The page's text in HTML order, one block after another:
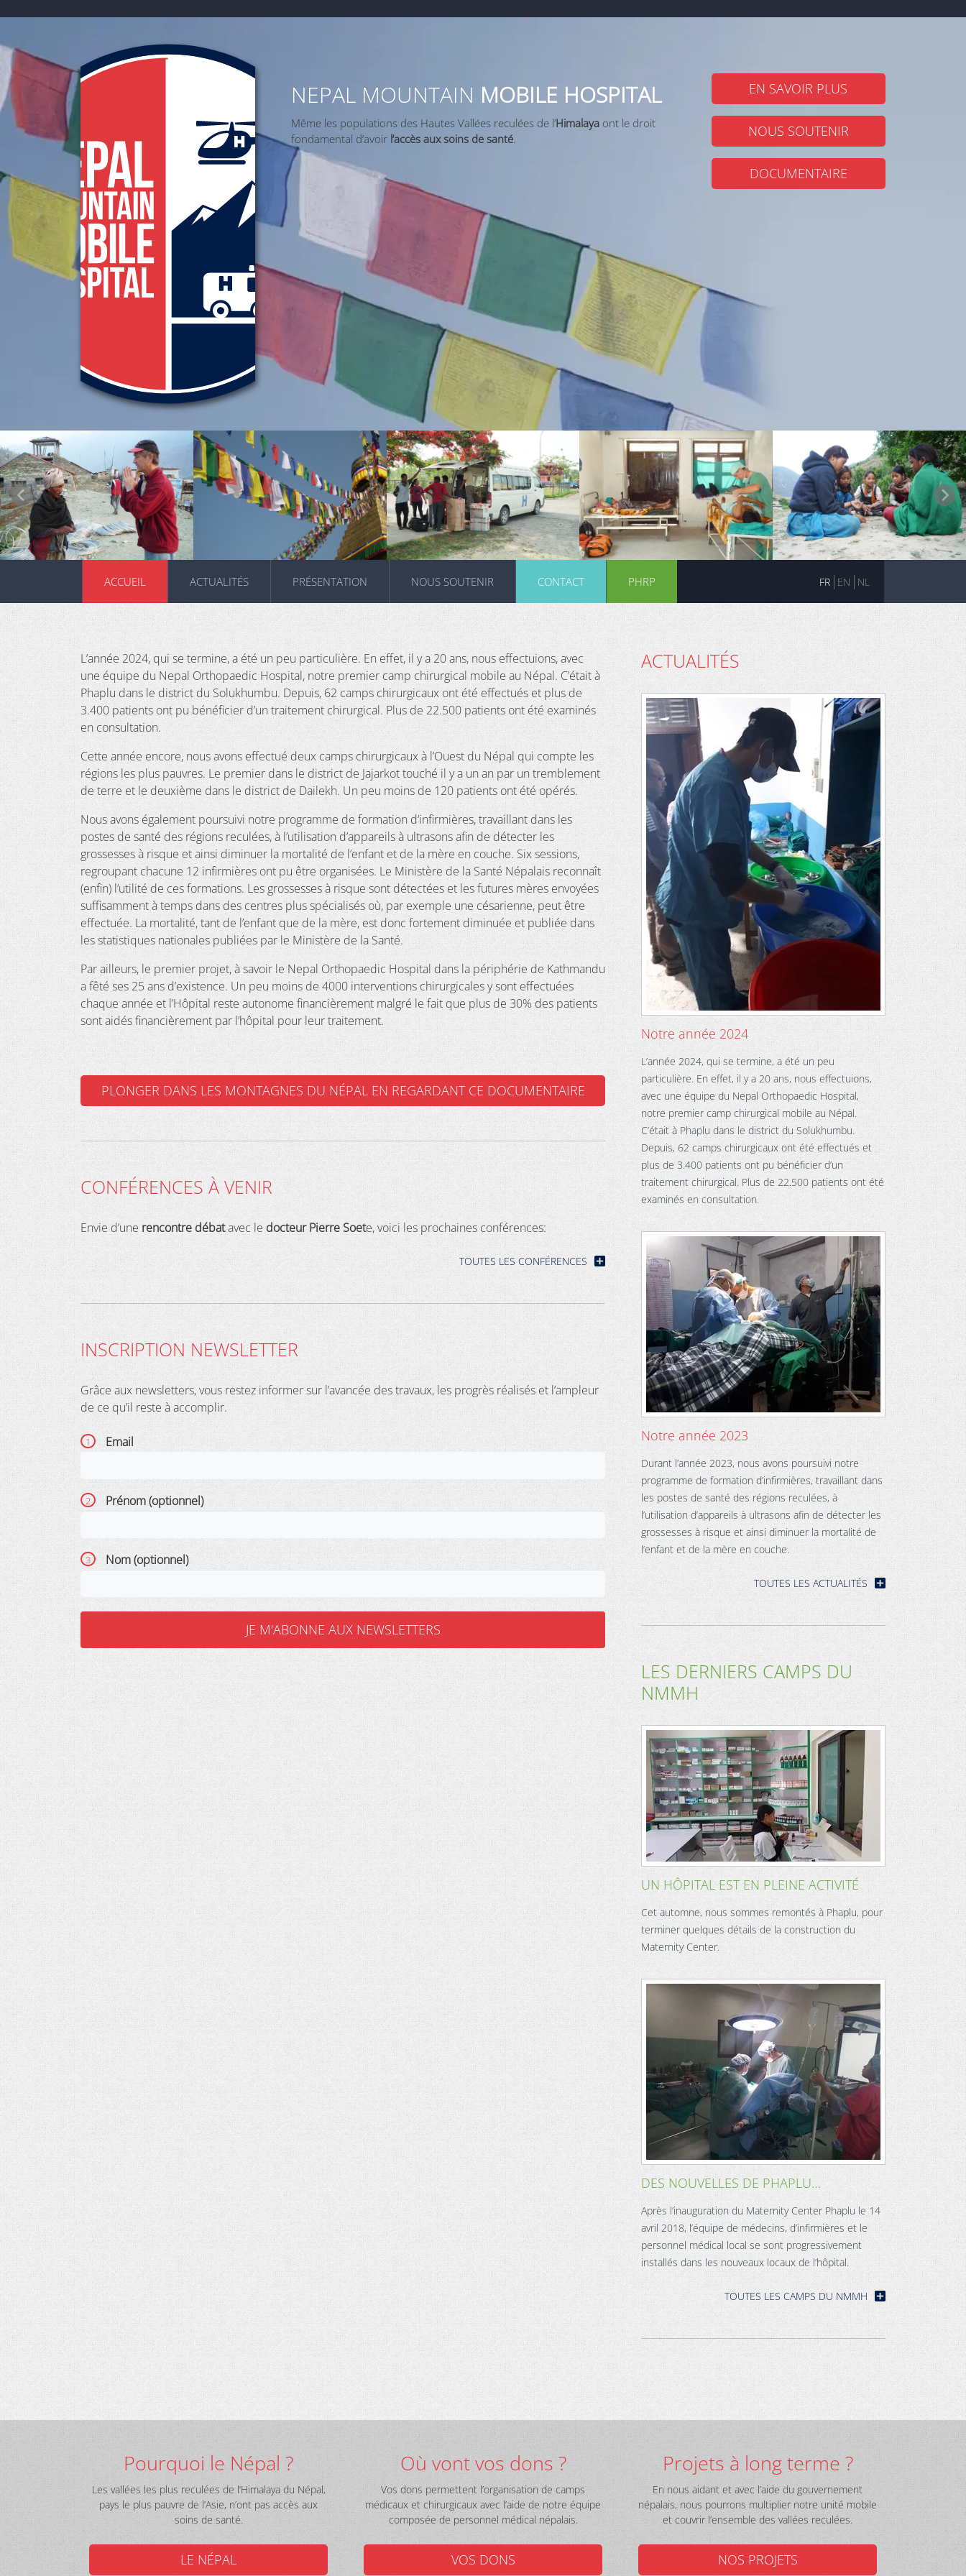
NEPAL MOUNTAIN MOBILE HOSPITAL
Même les populations des Hautes Vallées reculées de l’Himalayaont le droit
fondamental d’avoir l’accès aux soins de santé.
EN SAVOIR PLUS
NOUS SOUTENIR
DOCUMENTAIRE
ACCUEIL ACTUALITÉS PRÉSENTATION NOUS SOUTENIR CONTACT PHRP FR EN NL
L’année 2024, qui se termine, a été un peu particulière. En effet, il y a 20 ans, nous effectuions, avec
une équipe du Nepal Orthopaedic Hospital, notre premier camp chirurgical mobile au Népal. C’était à
Phaplu dans le district du Solukhumbu. Depuis, 62 camps chirurgicaux ont été effectués et plus de
3.400 patients ont pu bénéficier d’un traitement chirurgical. Plus de 22.500 patients ont été examinés
en consultation.
Cette année encore, nous avons effectué deux camps chirurgicaux à l’Ouest du Népal qui compte les
régions les plus pauvres. Le premier dans le district de Jajarkot touché il y a un an par un tremblement
de terre et le deuxième dans le district de Dailekh. Un peu moins de 120 patients ont été opérés.
Nous avons également poursuivi notre programme de formation d’infirmières, travaillant dans les
postes de santé des régions reculées, à l’utilisation d’appareils à ultrasons afin de détecter les
grossesses à risque et ainsi diminuer la mortalité de l’enfant et de la mère en couche. Six sessions,
regroupant chacune 12 infirmières ont pu être organisées. Le Ministère de la Santé Népalais reconnaît
(enfin) l’utilité de ces formations. Les grossesses à risque sont détectées et les futures mères envoyées
suffisamment à temps dans des centres plus spécialisés où, par exemple une césarienne, peut être
effectuée. La mortalité, tant de l’enfant que de la mère, est donc fortement diminuée et publiée dans
les statistiques nationales publiées par le Ministère de la Santé.
Par ailleurs, le premier projet, à savoir le Nepal Orthopaedic Hospital dans la périphérie de Kathmandu
a fêté ses 25 ans d’existence. Un peu moins de 4000 interventions chirurgicales y sont effectuées
chaque année et l’Hôpital reste autonome financièrement malgré le fait que plus de 30% des patients
sont aidés financièrement par l’hôpital pour leur traitement.
PLONGER DANS LES MONTAGNES DU NÉPAL EN REGARDANT CE DOCUMENTAIRE
CONFÉRENCES À VENIR
Envie d’une rencontre débatavec le docteur Pierre Soete, voici les prochaines conférences:
TOUTES LES CONFÉRENCES
INSCRIPTION NEWSLETTER
Grâce aux newsletters, vous restez informer sur l’avancée des travaux, les progrès réalisés et l’ampleur
de ce qu’il reste à accomplir.
Email
Prénom (optionnel)
Nom (optionnel)
JE M'ABONNE AUX NEWSLETTERS
ACTUALITÉS
Notre année 2024
L’année 2024, qui se termine, a été un peu
particulière. En effet, il y a 20 ans, nous effectuions,
avec une équipe du Nepal Orthopaedic Hospital,
notre premier camp chirurgical mobile au Népal.
C’était à Phaplu dans le district du Solukhumbu.
Depuis, 62 camps chirurgicaux ont été effectués et
plus de 3.400 patients ont pu bénéficier d’un
traitement chirurgical. Plus de 22.500 patients ont été
examinés en consultation.
Notre année 2023
Durant l’année 2023, nous avons poursuivi notre
programme de formation d’infirmières, travaillant dans
les postes de santé des régions reculées, à
l’utilisation d’appareils à ultrasons afin de détecter les
grossesses à risque et ainsi diminuer la mortalité de
l’enfant et de la mère en couche.
TOUTES LES ACTUALITÉS
LES DERNIERS CAMPS DU
NMMH
UN HÔPITAL EST EN PLEINE ACTIVITÉ
Cet automne, nous sommes remontés à Phaplu, pour
terminer quelques détails de la construction du
Maternity Center.
DES NOUVELLES DE PHAPLU…
Après l’inauguration du Maternity Center Phaplu le 14
avril 2018, l’équipe de médecins, d’infirmières et le
personnel médical local se sont progressivement
installés dans les nouveaux locaux de l’hôpital.
TOUTES LES CAMPS DU NMMH
Pourquoi le Népal ?
Les vallées les plus reculées de l’Himalaya du Népal,
pays le plus pauvre de l’Asie, n’ont pas accès aux
soins de santé.
LE NÉPAL
Où vont vos dons ?
Vos dons permettent l’organisation de camps
médicaux et chirurgicaux avec l’aide de notre équipe
composée de personnel médical népalais.
VOS DONS
Projets à long terme ?
En nous aidant et avec l’aide du gouvernement
népalais, nous pourrons multiplier notre unité mobile
et couvrir l’ensemble des vallées reculées.
NOS PROJETS